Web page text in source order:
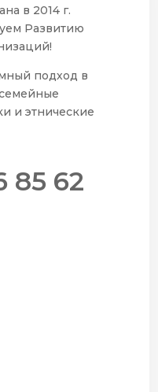
в 2014 г.
Развитию
подход в
и этнические
85 62